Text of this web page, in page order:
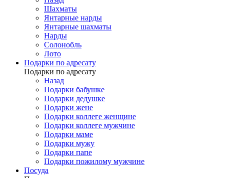
Шахматы
Янтарные нарды
Янтарные шахматы
Нарды
Солонобль
Лото
Подарки по адресату
Подарки по адресату
Назад
Подарки бабушке
Подарки дедушке
Подарки жене
Подарки коллеге женщине
Подарки коллеге мужчине
Подарки маме
Подарки мужу
Подарки папе
Подарки пожилому мужчине
Посуда